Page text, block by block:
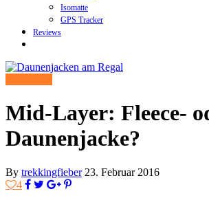
Isomatte
GPS Tracker
Reviews
Mid-Layer: Fleece-
Daunenjacke?
By trekkingfieber 23. Februar 2016
4